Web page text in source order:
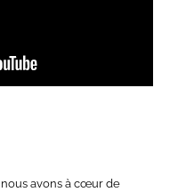
nous avons à cœur de